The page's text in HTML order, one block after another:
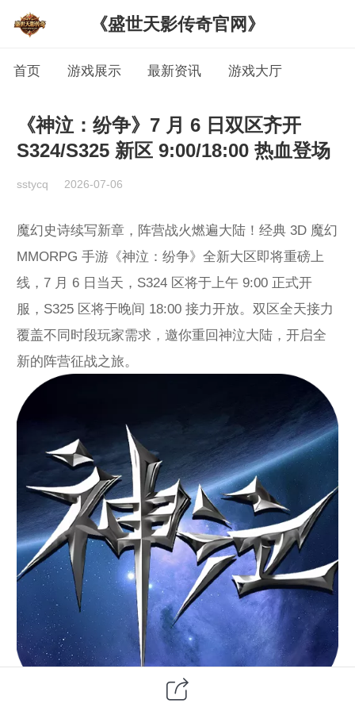
《盛世天影传奇官网》
首页 游戏展示 最新资讯 游戏大厅
《神泣：纷争》7 月 6 日双区齐开
S324/S325 新区 9:00/18:00 热血登场
sstycq 2026-07-06
魔幻史诗续写新章，阵营战火燃遍大陆！经典 3D 魔幻
MMORPG 手游《神泣：纷争》全新大区即将重磅上
线，7 月 6 日当天，S324 区将于上午 9:00 正式开
服，S325 区将于晚间 18:00 接力开放。双区全天接力
覆盖不同时段玩家需求，邀你重回神泣大陆，开启全
新的阵营征战之旅。